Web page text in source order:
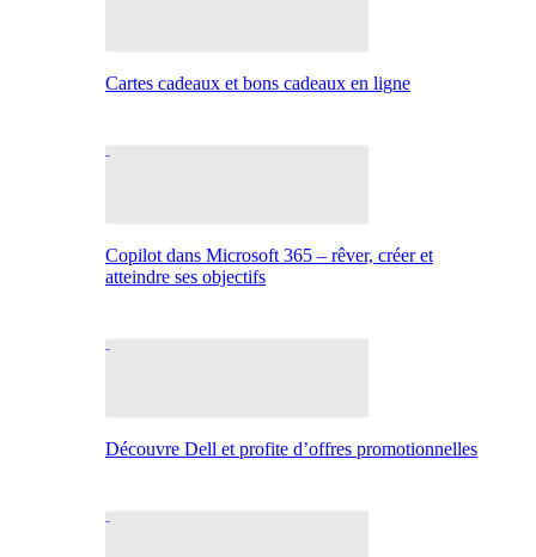
Cartes cadeaux et bons cadeaux en ligne
Copilot dans Microsoft 365 – rêver, créer et
atteindre ses objectifs
Découvre Dell et profite d’offres promotionnelles